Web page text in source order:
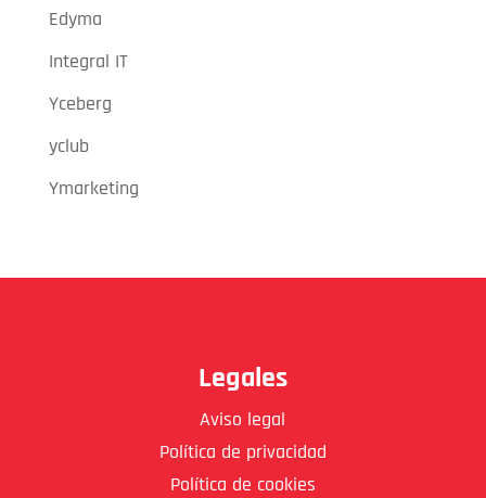
Edyma
Integral IT
Yceberg
yclub
Ymarketing
Legales
Aviso legal
Política de privacidad
Política de cookies